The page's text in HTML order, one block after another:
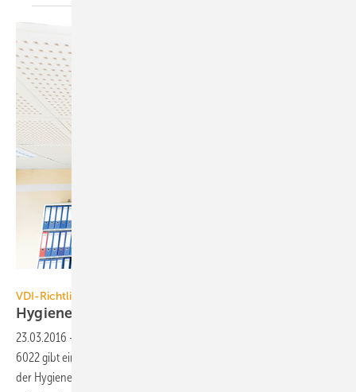
VDI-Richtlinie 6022
Hygiene in der
23.03.2016 -
6022 gibt eine umfassende und fundierte Grundlage für alle Fragen
der Hygiene rund um die Klimatechnik. In der Praxis wird dann aber